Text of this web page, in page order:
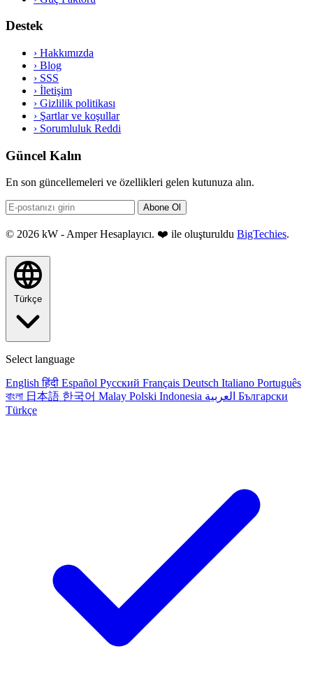
Destek
› Hakkımızda
› Blog
› SSS
› İletişim
› Gizlilik politikası
› Şartlar ve koşullar
› Sorumluluk Reddi
Güncel Kalın
En son güncellemeleri ve özellikleri gelen kutunuza alın.
Abone Ol
© 2026 kW - Amper Hesaplayıcı. ❤️ ile oluşturuldu BigTechies.
Türkçe
Select language
English हिंदी Español Русский Français Deutsch Italiano Português
বাংলা 日本語 한국어 Malay Polski Indonesia العربية Български
Türkçe